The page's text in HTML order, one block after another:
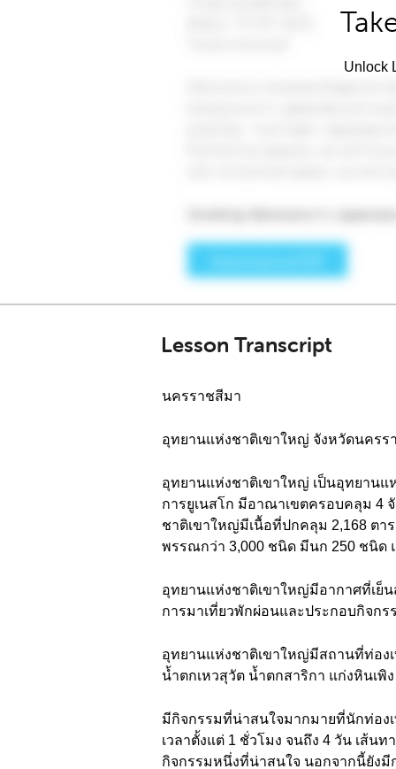
Unlock
Lesson Transcript
นครราชสีมา
อุทยานแห่งชาติเขาใหญ่ จังหวัดนครร
อุทยานแห่งชาติเขาใหญ่ เป็นอุทยานแ
การยูเนสโก มีอาณาเขตครอบคลุม 4
ชาติเขาใหญ่มีเนื้อที่ปกคลุม 2,168 ตา
พรรณกว่า 3,000 ชนิด มีนก 250 ชนิด
อุทยานแห่งชาติเขาใหญ่มีอากาศที่เย็
การมาเที่ยวพักผ่อนและประกอบกิจกร
อุทยานแห่งชาติเขาใหญ่มีสถานที่ท่อง
น้ำตกเหวสุวัต น้ำตกสาริกา แก่งหินเ
มีกิจกรรมที่น่าสนใจมากมายที่นักท่องเ
เวลาตั้งแต่ 1 ชั่วโมง จนถึง 4 วัน เส้น
กิจกรรมหนึ่งที่น่าสนใจ นอกจากนี้ยัง